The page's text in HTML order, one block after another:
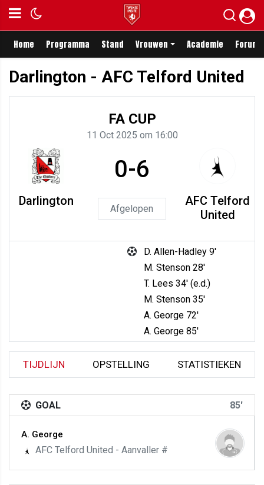
Home Programma Stand Vrouwen Academie Forum
Darlington - AFC Telford United
FA CUP
11 Oct 2025 om 16:00
Darlington
0-6
Afgelopen
AFC Telford
United
D. Allen-Hadley 9'
M. Stenson 28'
T. Lees 34' (e.d.)
M. Stenson 35'
A. George 72'
A. George 85'
TIJDLIJN OPSTELLING STATISTIEKEN
GOAL 85'
A. George
AFC Telford United - Aanvaller #